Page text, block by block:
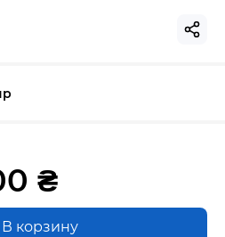
₴
В корзину